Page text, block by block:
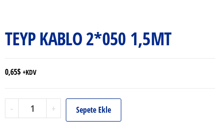
TEYP KABLO 2*050 1,5MT
0,65$ +KDV
-
TEYP
KABLO
+ Sepete Ekle